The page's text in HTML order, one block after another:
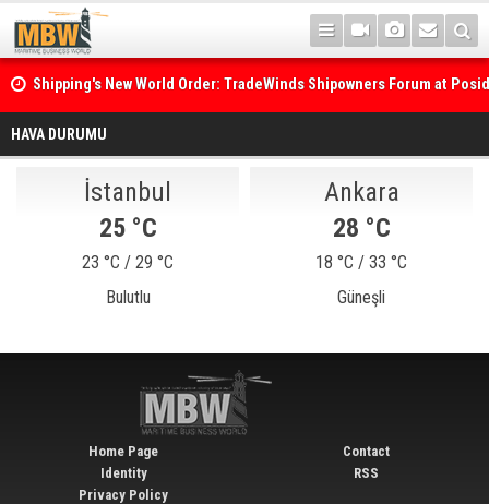
Shipping's New World Order: TradeWinds Shipowners Forum at
Confronts Fragmentation, Dark Fleets and the Decarbonisation
HAVA DURUMU
İstanbul
25 °C
23 °C / 29 °C
Bulutlu
Ankara
28 °C
18 °C / 33 °C
Güneşli
Home Page
Identity
Privacy Policy
Contact
RSS